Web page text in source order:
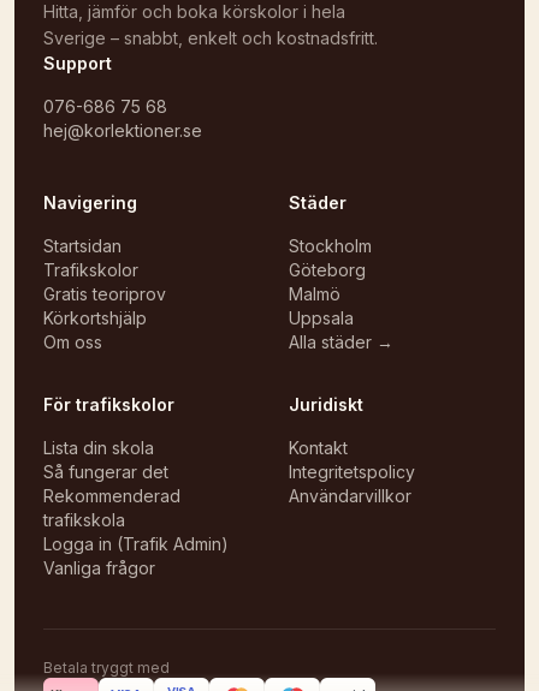
Hitta, jämför och boka körskolor i hela
Sverige – snabbt, enkelt och kostnadsfritt.
Support
076-686 75 68
hej@korlektioner.se
Navigering
Startsidan
Trafikskolor
Gratis teoriprov
Körkortshjälp
Om oss
Städer
Stockholm
Göteborg
Malmö
Uppsala
Alla städer →
För trafikskolor
Lista din skola
Så fungerar det
Rekommenderad
trafikskola
Logga in (Trafik Admin)
Vanliga frågor
Juridiskt
Kontakt
Integritetspolicy
Användarvillkor
Betala tryggt med